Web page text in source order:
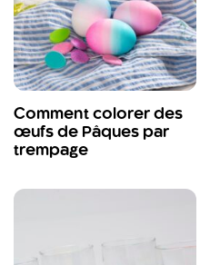
Comment colorer des
œufs de Pâques par
trempage